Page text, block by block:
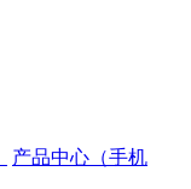
产品中心（手机